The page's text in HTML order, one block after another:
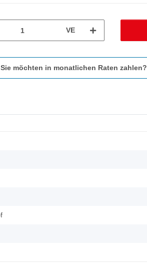
VE
Sie möchten in monatlichen Raten zahlen?